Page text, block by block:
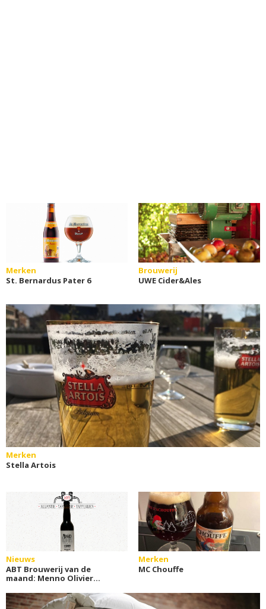
Merken
St. Bernardus Pater 6
Brouwerij
UWE Cider&Ales
Merken
Stella Artois
Nieuws
ABT Brouwerij van de
maand: Menno Olivier
Merken
MC Chouffe